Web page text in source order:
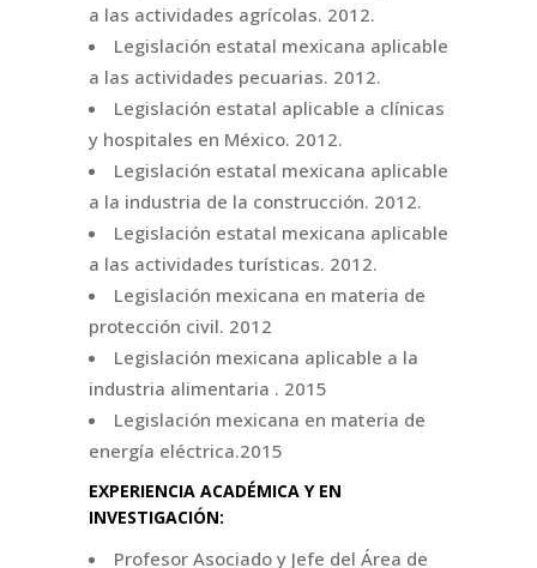
a las actividades agrícolas. 2012.
Legislación estatal mexicana aplicable
a las actividades pecuarias. 2012.
Legislación estatal aplicable a clínicas
y hospitales en México. 2012.
Legislación estatal mexicana aplicable
a la industria de la construcción. 2012.
Legislación estatal mexicana aplicable
a las actividades turísticas. 2012.
Legislación mexicana en materia de
protección civil. 2012
Legislación mexicana aplicable a la
industria alimentaria . 2015
Legislación mexicana en materia de
energía eléctrica.2015
EXPERIENCIA ACADÉMICA Y EN
INVESTIGACIÓN:
Profesor Asociado y Jefe del Área de